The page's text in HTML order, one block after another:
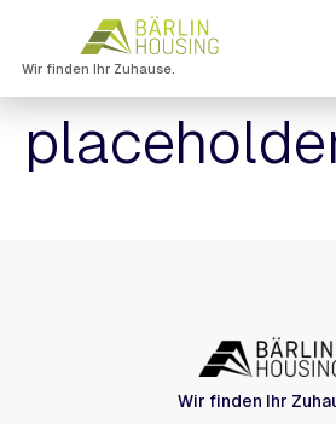
Wir finden Ihr Zuhause.
Wir finden Ihr